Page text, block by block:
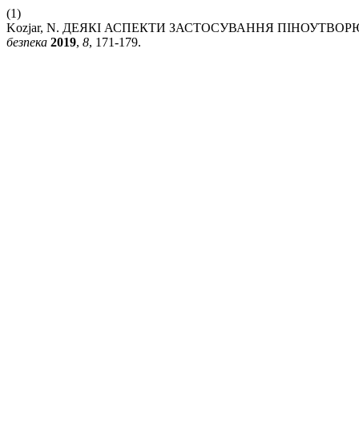
(1)
Kozjar, N. ДЕЯКІ АСПЕКТИ ЗАСТОСУВАННЯ
безпека 2019, 8, 171-179.